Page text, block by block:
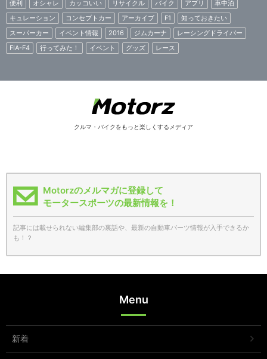
便利
オシャレ カッコいい リサイクル バイク アプリ
車中泊
キュレーション
コンセプトカー アーカイブ F1
知っておきたい
スーパーカー
イベント情報 2016 ジムカーナ
レーシングドライバー
FIA-F4
行ってみた！ イベント グッズ レース
クルマ・バイクをもっと楽しくするメディア
Motorzのメルマガに登録して
モータースポーツの最新情報を！
記事には載せられない編集部の裏話や、最新の自動車パーツ情報が入手できるか
も！？
Menu
新着